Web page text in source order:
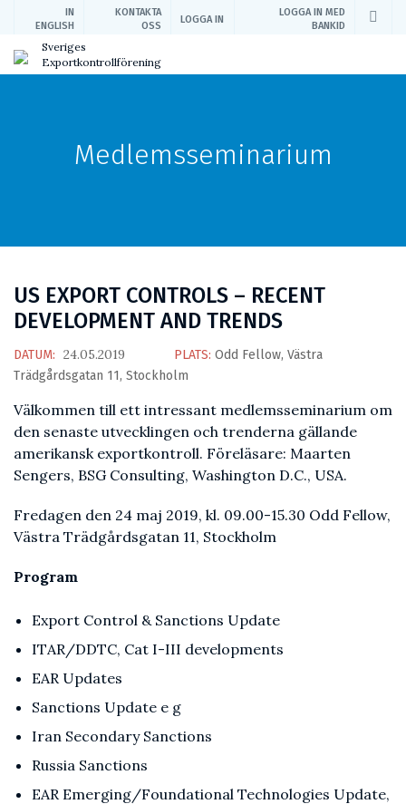
IN
ENGLISH
KONTAKTA
OSS
LOGGA IN
LOGGA IN MED
BANKID
Sveriges
Exportkontrollförening
Medlemsseminarium
US EXPORT CONTROLS – RECENT
DEVELOPMENT AND TRENDS
DATUM: 24.05.2019 PLATS: Odd Fellow, Västra
Trädgårdsgatan 11, Stockholm
Välkommen till ett intressant medlemsseminarium om
den senaste utvecklingen och trenderna gällande
amerikansk exportkontroll. Föreläsare: Maarten
Sengers, BSG Consulting, Washington D.C., USA.
Fredagen den 24 maj 2019, kl. 09.00-15.30 Odd Fellow,
Västra Trädgårdsgatan 11, Stockholm
Program
Export Control & Sanctions Update
ITAR/DDTC, Cat I-III developments
EAR Updates
Sanctions Update e g
Iran Secondary Sanctions
Russia Sanctions
EAR Emerging/Foundational Technologies Update,